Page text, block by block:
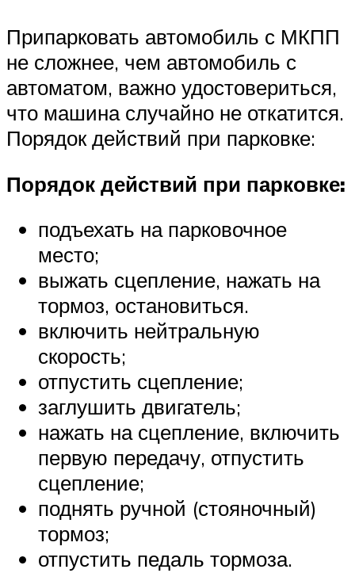
Припарковать автомобиль с МКПП
не сложнее, чем автомобиль с
автоматом, важно удостовериться,
что машина случайно не откатится.
Порядок действий при парковке:
Порядок действий при парковке:
подъехать на парковочное
место;
выжать сцепление, нажать на
тормоз, остановиться.
включить нейтральную
скорость;
отпустить сцепление;
заглушить двигатель;
нажать на сцепление, включить
первую передачу, отпустить
сцепление;
поднять ручной (стояночный)
тормоз;
отпустить педаль тормоза.